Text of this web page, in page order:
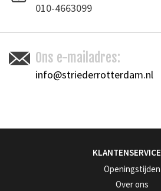
010-4663099
Ons e-mailadres:
info@striederrotterdam.nl
KLANTENSERVICE
Openingstijden
Over ons